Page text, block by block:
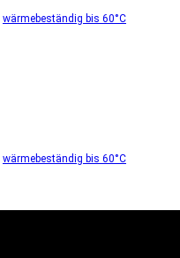
wärmebeständig bis 60°C
wärmebeständig bis 60°C